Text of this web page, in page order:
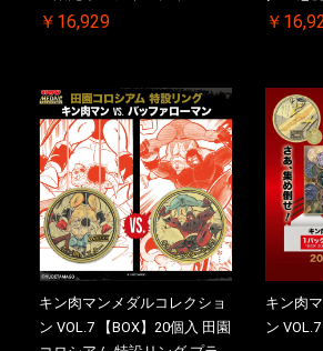
2.0 ケース付き【初回購入特
一斉出荷予定
￥16,929
マン【
斉出荷
￥
キン肉マンメダルコレクショ
ン VOL.7 【BOX】20個入 田園
キン肉
ン